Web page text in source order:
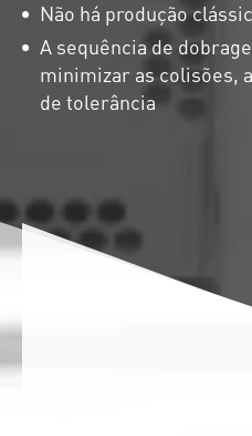
Não há produção
A sequência de
minimizar as colisões,
de tolerância